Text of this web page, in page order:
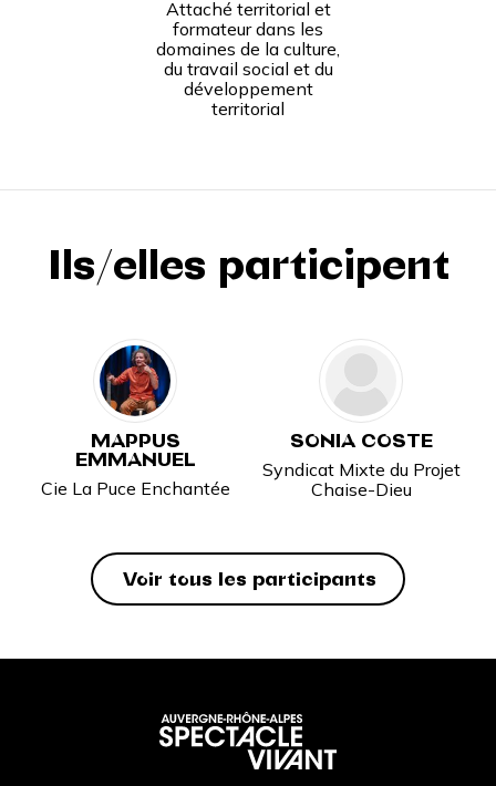
Attaché territorial et
formateur dans les
domaines de la culture,
du travail social et du
développement
territorial
Ils/elles participent
MAPPUS
EMMANUEL
Cie La Puce Enchantée
SONIA COSTE
Syndicat Mixte du Projet
Chaise-Dieu
Voir tous les participants